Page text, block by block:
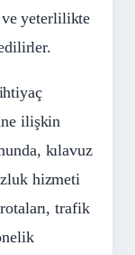
yeterlilikte
ilişkin
kılavuz
hizmeti
trafik